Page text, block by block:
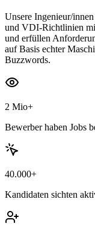
Unsere Ingenieur/
und VDI-Richtlinien
und erfüllen
auf Basis echter
Buzzwords.
2 Mio+
Bewerber haben Jobs
40.000+
Kandidaten sichten